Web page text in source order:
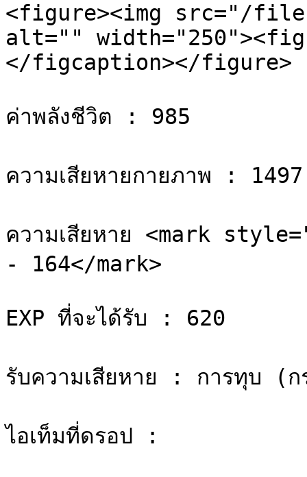
<figure><img src="/files/
alt=""
</figcaption></figure>
ค่าพลังชีวิต : 985
ความเสียหายกายภาพ :
ความเสียหาย <mark
- 164</mark>
EXP ที่จะได้รับ : 620
รับความเสียหาย : การทุบ (ก
ไอเท็มที่ดรอป :